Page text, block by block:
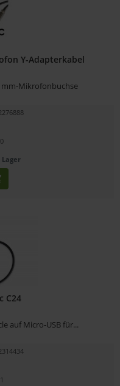
Y-Adapterkabel
mm-Mikrofonbuchse
C24
auf Micro-USB für...